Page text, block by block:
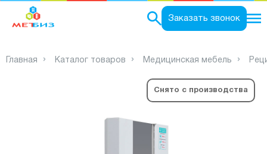
Заказать звонок
Главная Каталог товаров Медицинская мебель
Снято с производства